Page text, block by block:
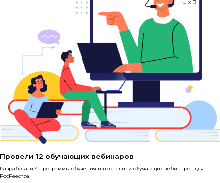
Провели 12 обучающих вебинаров
Разработали 4 программы обучения и провели 12 обучающих вебинаров для
РосРеестра